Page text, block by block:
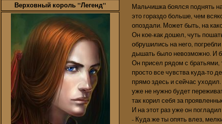
Верховный король "Легенд"
Мальчишка боялся поднять
это гораздо больше, чем
опоздали. Может быть, на
Он кое-как дошел, чуть
обрушились на него,
дышать было невозможно. И
Он присел рядом с братьями,
просто все чувства куда-то
прямо здесь и сейчас
уже не нужно будет
так корил себя за
И на этот раз уже он
- Куда же ты опять влез,